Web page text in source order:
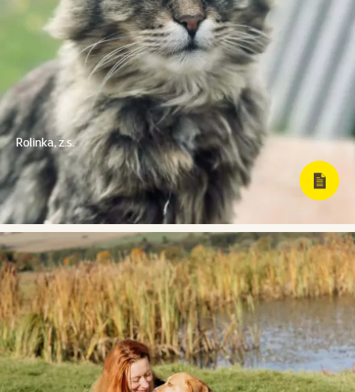
Rolinka, z.s.